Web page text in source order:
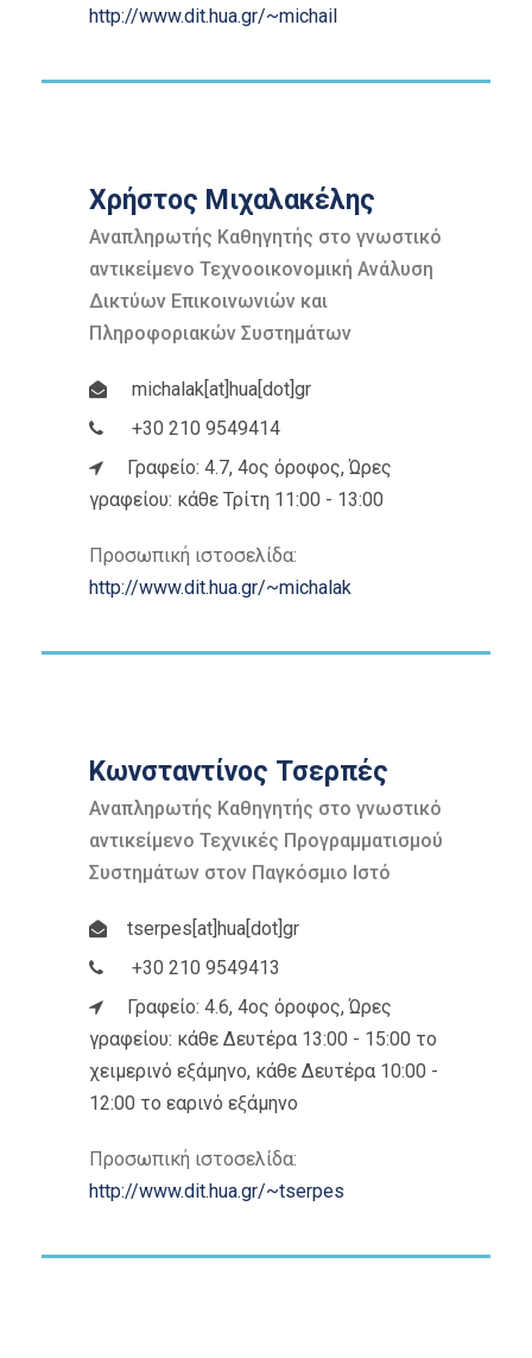
http://www.dit.hua.gr/~michail
Χρήστος Μιχαλακέλης
Αναπληρωτής Καθηγητής στο γνωστικό
αντικείμενο Τεχνοοικονομική Ανάλυση
Δικτύων Επικοινωνιών και
Πληροφοριακών Συστημάτων
michalak[at]hua[dot]gr
+30 210 9549414
Γραφείο: 4.7, 4ος όροφος, Ώρες
γραφείου: κάθε Τρίτη 11:00 - 13:00
Προσωπική ιστοσελίδα:
http://www.dit.hua.gr/~michalak
Κωνσταντίνος Τσερπές
Αναπληρωτής Καθηγητής στο γνωστικό
αντικείμενο Τεχνικές Προγραμματισμού
Συστημάτων στον Παγκόσμιο Ιστό
tserpes[at]hua[dot]gr
+30 210 9549413
Γραφείο: 4.6, 4ος όροφος, Ώρες
γραφείου: κάθε Δευτέρα 13:00 - 15:00 το
χειμερινό εξάμηνο, κάθε Δευτέρα 10:00 -
12:00 το εαρινό εξάμηνο
Προσωπική ιστοσελίδα:
http://www.dit.hua.gr/~tserpes